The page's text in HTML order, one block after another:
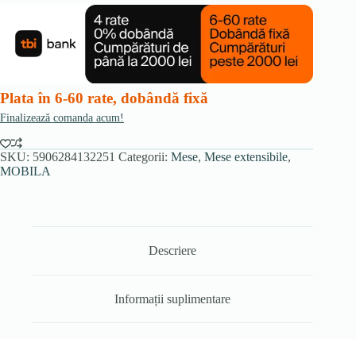
extensibilă,
160-
220
neagră/negru
Plata în 6-60 rate, dobândă fixă
Finalizează comanda acum!
SKU: 5906284132251 Categorii: Mese, Mese extensibile,
MOBILA
Descriere
Informații suplimentare